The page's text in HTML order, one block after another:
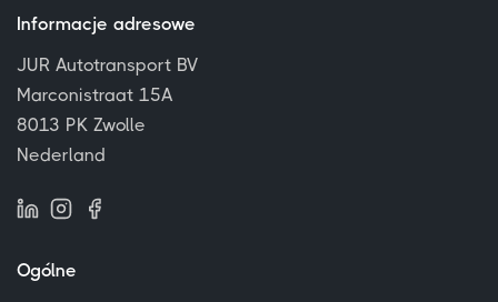
Informacje adresowe
JUR Autotransport BV
Marconistraat 15A
8013 PK Zwolle
Nederland
Ogólne